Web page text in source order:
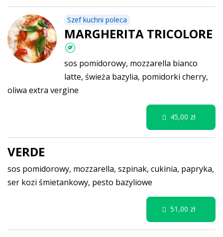
Szef kuchni poleca
MARGHERITA TRICOLORE
sos pomidorowy, mozzarella bianco
latte, świeża bazylia, pomidorki cherry,
oliwa extra vergine
VERDE
sos pomidorowy, mozzarella, szpinak, cukinia, papryka,
ser kozi śmietankowy, pesto bazyliowe